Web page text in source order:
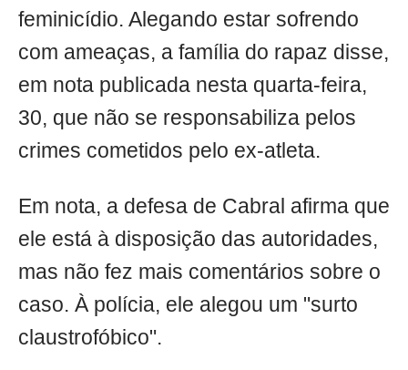
feminicídio. Alegando estar sofrendo
com ameaças, a família do rapaz disse,
em nota publicada nesta quarta-feira,
30, que não se responsabiliza pelos
crimes cometidos pelo ex-atleta.
Em nota, a defesa de Cabral afirma que
ele está à disposição das autoridades,
mas não fez mais comentários sobre o
caso. À polícia, ele alegou um "surto
claustrofóbico".